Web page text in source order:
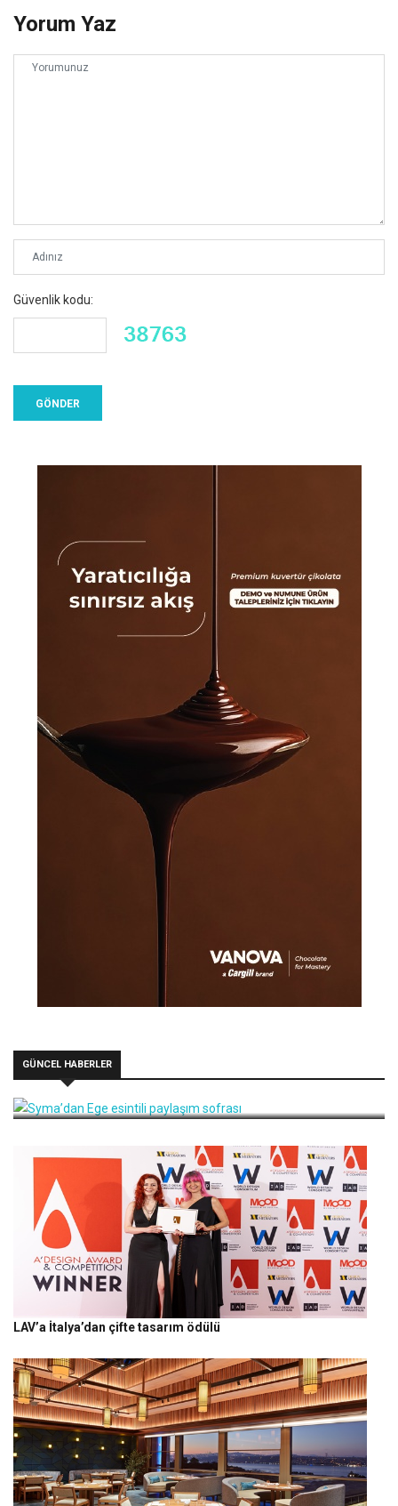
Yorum Yaz
Güvenlik kodu:
GÜNCEL HABERLER
Syma’dan Ege esintili paylaşım sofrası
LAV’a İtalya’dan çifte tasarım ödülü